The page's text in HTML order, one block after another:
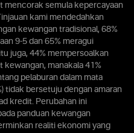
mencorak semula kepercayaan
kami mendedahkan
kewangan tradisional, 68%
9-5 dan 65% meragui
juga, 44% mempersoalkan
kewangan, manakala 41%
pelaburan dalam mata
tidak bersetuju dengan amaran
kredit. Perubahan ini
panduan kewangan
realiti ekonomi yang